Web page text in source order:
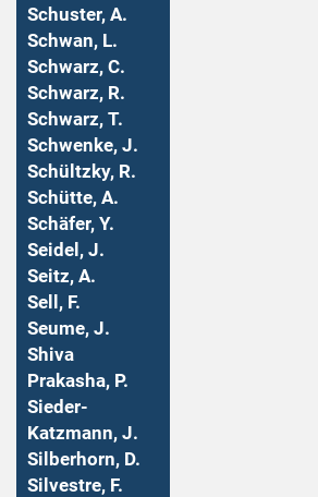
Schuster, A.
Schwan, L.
Schwarz, C.
Schwarz, R.
Schwarz, T.
Schwenke, J.
Schültzky, R.
Schütte, A.
Schäfer, Y.
Seidel, J.
Seitz, A.
Sell, F.
Seume, J.
Shiva
Prakasha, P.
Sieder-
Katzmann, J.
Silberhorn, D.
Silvestre, F.